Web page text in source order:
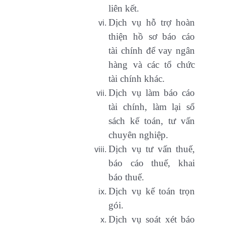
liên kết.
Dịch vụ hỗ trợ hoàn
thiện hồ sơ báo cáo
tài chính để vay ngân
hàng và các tổ chức
tài chính khác.
Dịch vụ làm báo cáo
tài chính, làm lại sổ
sách kế toán, tư vấn
chuyên nghiệp.
Dịch vụ tư vấn thuế,
báo cáo thuế, khai
báo thuế.
Dịch vụ kế toán trọn
gói.
Dịch vụ soát xét báo